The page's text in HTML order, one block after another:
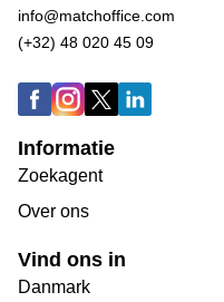
info@matchoffice.com
(+32) 48 020 45 09
Informatie
Zoekagent
Over ons
Vind ons in
Danmark